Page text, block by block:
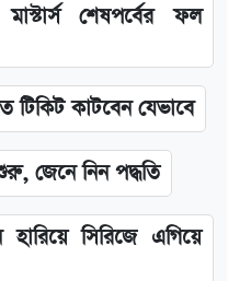
মাস্টার্স শেষপর্বের ফল
টিকিট কাটবেন যেভাবে
জেনে নিন পদ্ধতি
সিরিজে এগিয়ে